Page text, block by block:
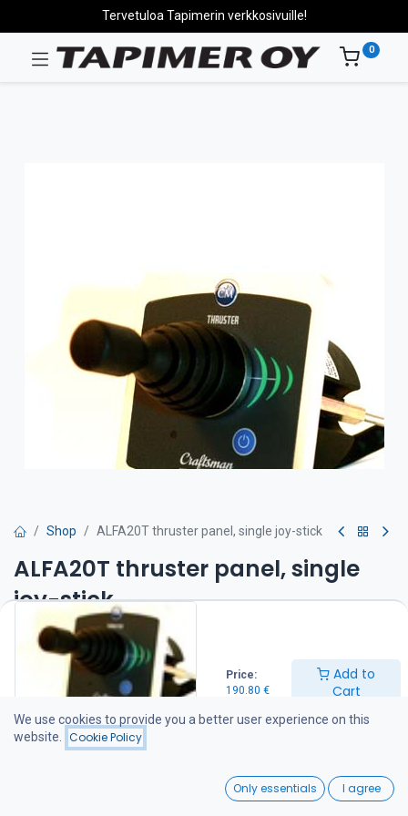
Price:
190.80 €
Add to
Cart
Wishlist
Tervetuloa Tapimerin verkkosivuille!
0
Shop ALFA20T thruster panel, single joy-stick
ALFA20T thruster panel, single
joy-stick
Alfa 20 paneli yhdellä joystickilla
-sisältää vaihtoviiveyksikön
-automaattinen poiskytkennän säätö
190.80€
Add to Cart
We use cookies to provide you a better user experience on this
website.
Cookie Policy
Only essentials I agree